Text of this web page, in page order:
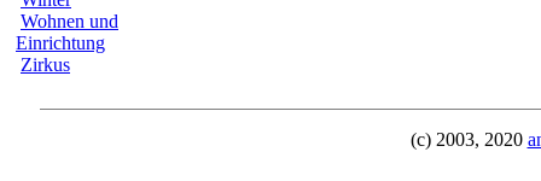
Wohnen und
Einrichtung
Zirkus
(c) 2003, 2020